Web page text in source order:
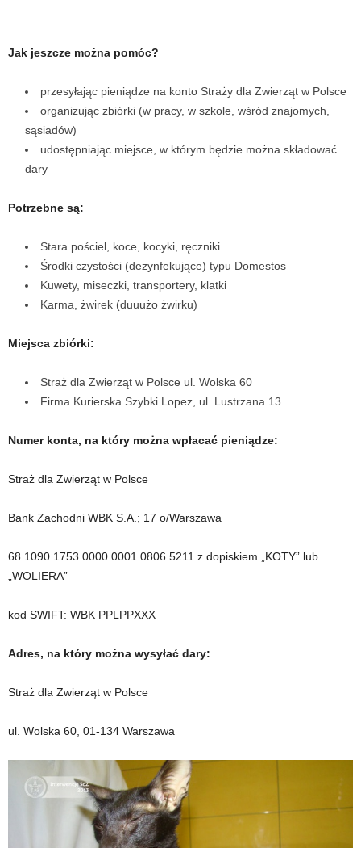
Jak jeszcze można pomóc?
przesyłając pieniądze na konto Straży dla Zwierząt w Polsce
organizując zbiórki (w pracy, w szkole, wśród znajomych,
sąsiadów)
udostępniając miejsce, w którym będzie można składować
dary
Potrzebne są:
Stara pościel, koce, kocyki, ręczniki
Środki czystości (dezynfekujące) typu Domestos
Kuwety, miseczki, transportery, klatki
Karma, żwirek (duuużo żwirku)
Miejsca zbiórki:
Straż dla Zwierząt w Polsce ul. Wolska 60
Firma Kurierska Szybki Lopez, ul. Lustrzana 13
Numer konta, na który można wpłacać pieniądze:
Straż dla Zwierząt w Polsce
Bank Zachodni WBK S.A.; 17 o/Warszawa
68 1090 1753 0000 0001 0806 5211 z dopiskiem „KOTY” lub
„WOLIERA”
kod SWIFT: WBK PPLPPXXX
Adres, na który można wysyłać dary:
Straż dla Zwierząt w Polsce
ul. Wolska 60, 01-134 Warszawa